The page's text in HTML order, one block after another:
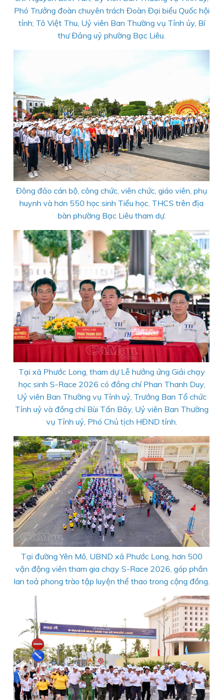
Phó Trưởng đoàn chuyên trách Đoàn Đại biểu Quốc hội
tỉnh; Tô Việt Thu, Uỷ viên Ban Thường vụ Tỉnh ủy, Bí
thư Đảng uỷ phường Bạc Liêu.
Đông đảo cán bộ, công chức, viên chức, giáo viên, phụ
huynh và hơn 550 học sinh Tiểu học, THCS trên địa
bàn phường Bạc Liêu tham dự.
Tại xã Phước Long, tham dự Lễ hưởng ứng Giải chạy
học sinh S-Race 2026 có đồng chí Phan Thanh Duy,
Uỷ viên Ban Thường vụ Tỉnh uỷ, Trưởng Ban Tổ chức
Tỉnh uỷ và đồng chí Bùi Tấn Bảy, Uỷ viên Ban Thường
vụ Tỉnh uỷ, Phó Chủ tịch HĐND tỉnh.
Tại đường Yên Mô, UBND xã Phước Long, hơn 500
vận động viên tham gia chạy S-Race 2026, góp phần
lan toả phong trào tập luyện thể thao trong cộng đồng.